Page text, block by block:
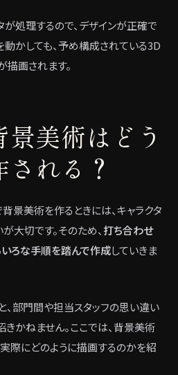
が処理するので、デザインが正確で
動かしても、予め構成されている3D
描画されます。
美術はどう
れる？
景美術を作るときには、キャラクタ
大切です。そのため、 打ち合わせ
いろな手順を踏んで作成していきま
、部門間や担当スタッフの思い違い
きかねません。ここでは、背景美術
際にどのように描画するのかを紹